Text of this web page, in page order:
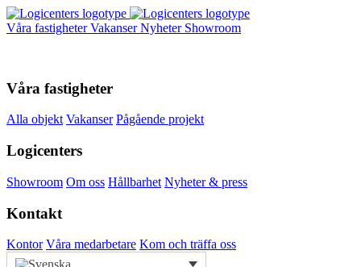
Våra fastigheterVakanserNyheter Showroom
Våra fastigheter
Alla objekt Vakanser Pågående projekt
Logicenters
Showroom Om oss Hållbarhet Nyheter & press
Kontakt
Kontor Våra medarbetare Kom och träffa oss